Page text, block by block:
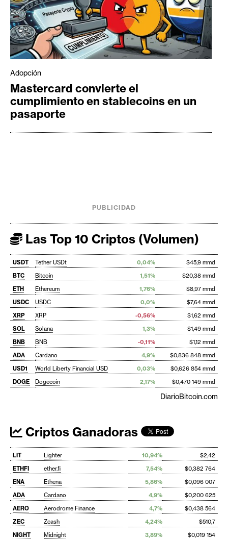
Adopción
Mastercard convierte el
cumplimiento en stablecoins en un
pasaporte
PUBLICIDAD
Las Top 10 Criptos (Volumen)
USDT Tether USDt 0,04%
$45,9 mmd
BTC
Bitcoin 1,51%
$20,38 mmd
ETH
Ethereum 1,76%
$8,97 mmd
USDC
USDC 0,0%
$7,64 mmd
XRP
XRP -0,56%
$1,62 mmd
SOL
Solana 1,3%
$1,49 mmd
BNB
BNB -0,11%
$1,12 mmd
ADA
Cardano 4,9%
$0,836 848 mmd
USD1
World Liberty Financial USD 0,03%
$0,626 854 mmd
DOGE
Dogecoin 2,17% $0,470 149 mmd
DiarioBitcoin.com
Criptos Ganadoras
LIT Lighter 10,94%
$2,42
ETHFI
ether.fi 7,54%
$0,382 764
ENA
Ethena 5,86%
$0,096 007
ADA
Cardano 4,9%
$0,200 625
AERO
Aerodrome Finance 4,7%
$0,438 564
ZEC
Zcash 4,24%
$510,7
NIGHT
Midnight 3,89%
$0,019 154